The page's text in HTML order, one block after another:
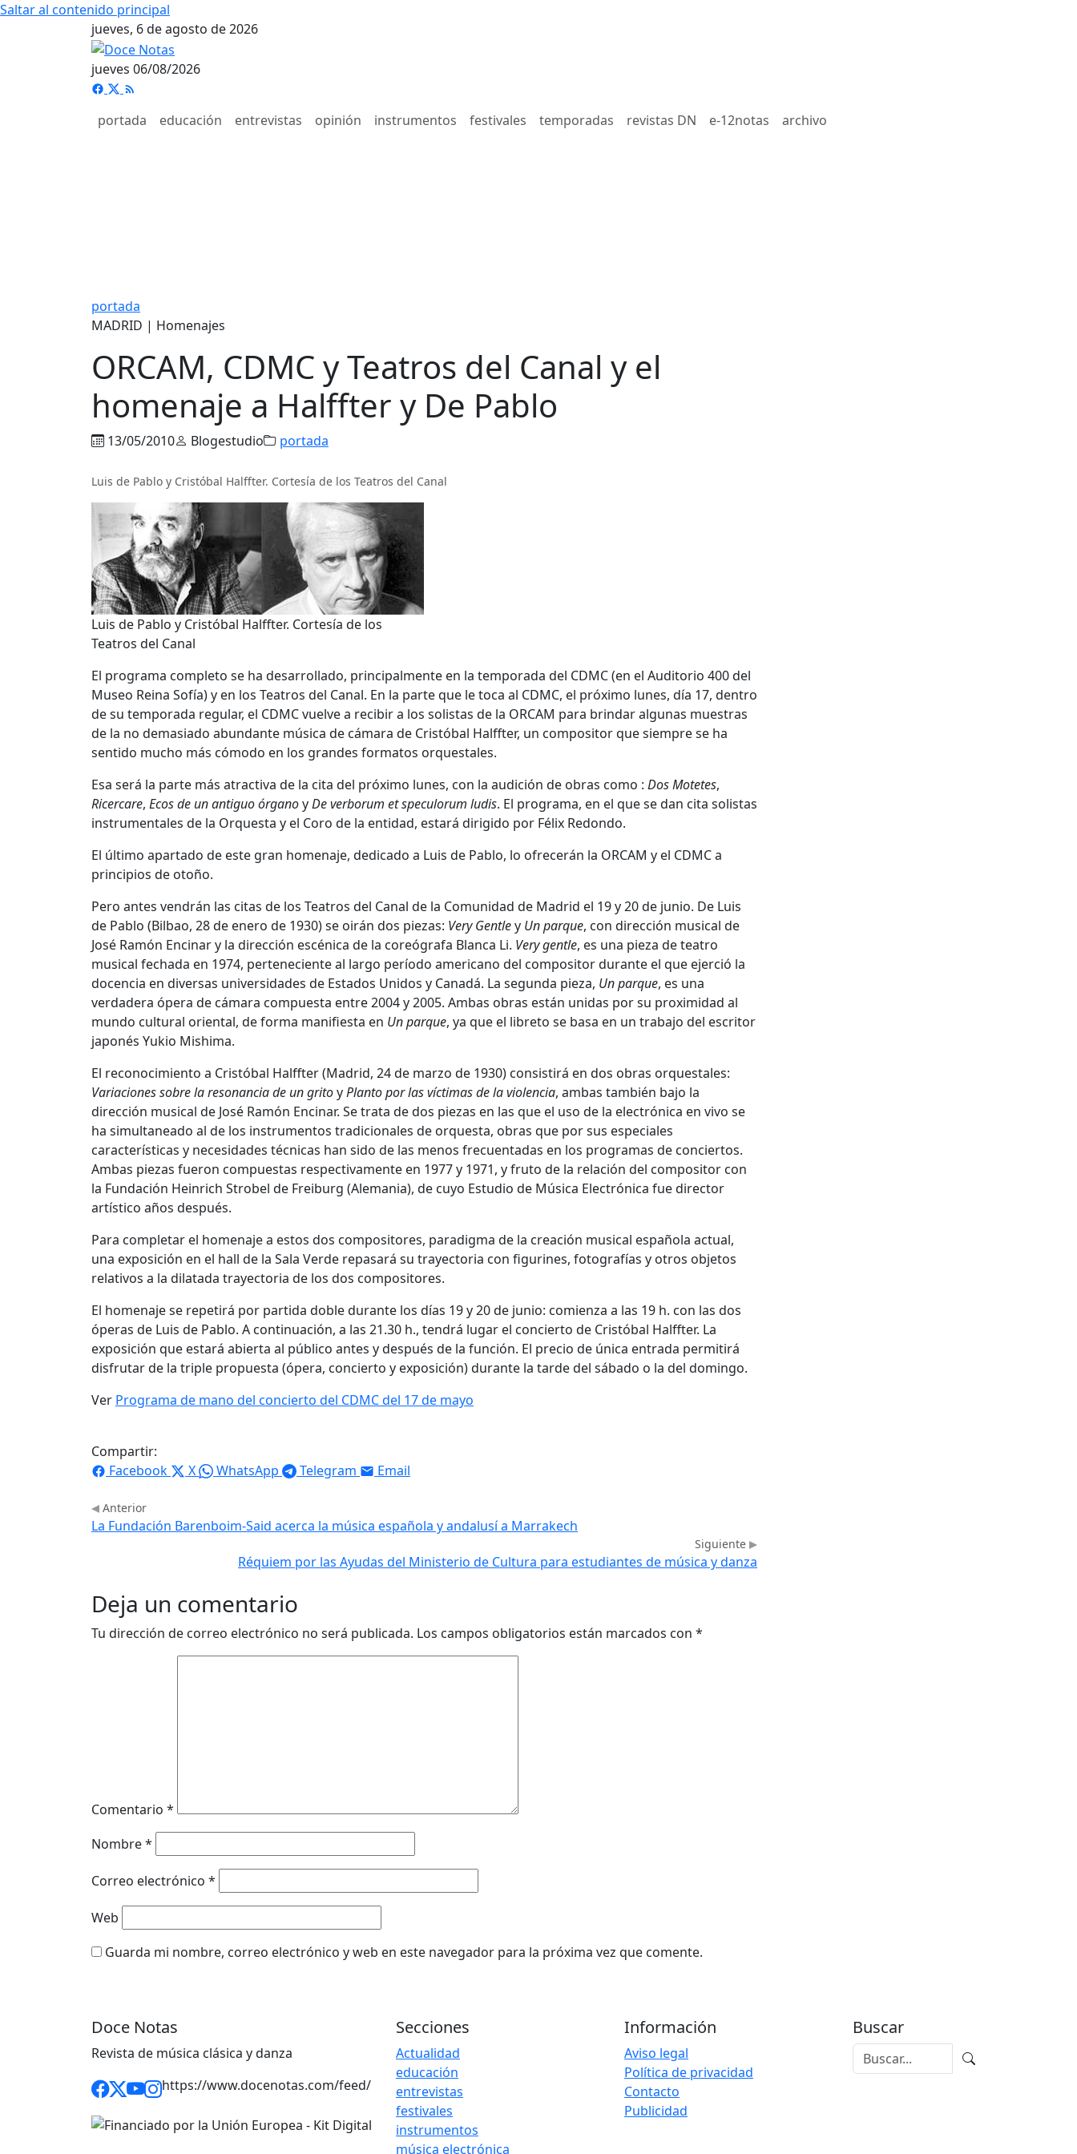
Saltar al contenido principal
jueves, 6 de agosto de 2026
jueves 06/08/2026
portada educación entrevistas opinión instrumentos festivales temporadas revistas DN e-12notas archivo
portada
MADRID | Homenajes
ORCAM, CDMC y Teatros del Canal y el
homenaje a Halffter y De Pablo
13/05/2010 Blogestudio portada
Luis de Pablo y Cristóbal Halffter. Cortesía de los Teatros del Canal
Luis de Pablo y Cristóbal Halffter. Cortesía de los
Teatros del Canal
El programa completo se ha desarrollado, principalmente en la temporada del CDMC (en el Auditorio 400 del
Museo Reina Sofía) y en los Teatros del Canal. En la parte que le toca al CDMC, el próximo lunes, día 17, dentro
de su temporada regular, el CDMC vuelve a recibir a los solistas de la ORCAM para brindar algunas muestras
de la no demasiado abundante música de cámara de Cristóbal Halffter, un compositor que siempre se ha
sentido mucho más cómodo en los grandes formatos orquestales.
Esa será la parte más atractiva de la cita del próximo lunes, con la audición de obras como : Dos Motetes,
Ricercare, Ecos de un antiguo órganoyDe verborum et speculorum ludis. El programa, en el que se dan cita solistas
instrumentales de la Orquesta y el Coro de la entidad, estará dirigido por Félix Redondo.
El último apartado de este gran homenaje, dedicado a Luis de Pablo, lo ofrecerán la ORCAM y el CDMC a
principios de otoño.
Pero antes vendrán las citas de los Teatros del Canal de la Comunidad de Madrid el 19 y 20 de junio. De Luis
de Pablo (Bilbao, 28 de enero de 1930) se oirán dos piezas: Very Gentley Un parque, con dirección musical de
José Ramón Encinar y la dirección escénica de la coreógrafa Blanca Li. Very gentle, es una pieza de teatro
musical fechada en 1974, perteneciente al largo período americano del compositor durante el que ejerció la
docencia en diversas universidades de Estados Unidos y Canadá. La segunda pieza, Un parque, es una
verdadera ópera de cámara compuesta entre 2004 y 2005. Ambas obras están unidas por su proximidad al
mundo cultural oriental, de forma manifiesta en Un parque, ya que el libreto se basa en un trabajo del escritor
japonés Yukio Mishima.
El reconocimiento a Cristóbal Halffter (Madrid, 24 de marzo de 1930) consistirá en dos obras orquestales:
Variaciones sobre la resonancia de un gritoyPlanto por las víctimas de la violencia, ambas también bajo la
dirección musical de José Ramón Encinar. Se trata de dos piezas en las que el uso de la electrónica en vivo se
ha simultaneado al de los instrumentos tradicionales de orquesta, obras que por sus especiales
características y necesidades técnicas han sido de las menos frecuentadas en los programas de conciertos.
Ambas piezas fueron compuestas respectivamente en 1977 y 1971, y fruto de la relación del compositor con
la Fundación Heinrich Strobel de Freiburg (Alemania), de cuyo Estudio de Música Electrónica fue director
artístico años después.
Para completar el homenaje a estos dos compositores, paradigma de la creación musical española actual,
una exposición en el hall de la Sala Verde repasará su trayectoria con figurines, fotografías y otros objetos
relativos a la dilatada trayectoria de los dos compositores.
El homenaje se repetirá por partida doble durante los días 19 y 20 de junio: comienza a las 19 h. con las dos
óperas de Luis de Pablo. A continuación, a las 21.30 h., tendrá lugar el concierto de Cristóbal Halffter. La
exposición que estará abierta al público antes y después de la función. El precio de única entrada permitirá
disfrutar de la triple propuesta (ópera, concierto y exposición) durante la tarde del sábado o la del domingo.
Ver Programa de mano del concierto del CDMC del 17 de mayo
Compartir:
Facebook
X WhatsApp Telegram Email
Anterior
La Fundación Barenboim-Said acerca la música española y andalusí a Marrakech
Siguiente
Réquiem por las Ayudas del Ministerio de Cultura para estudiantes de música y danza
Deja un comentario
Tu dirección de correo electrónico no será publicada. Los campos obligatorios están marcados con *
Comentario *
Nombre*
Correo electrónico *
Web
Guarda mi nombre, correo electrónico y web en este navegador para la próxima vez que comente.
Doce Notas
Revista de música clásica y danza
https://www.docenotas.com/feed/
Secciones
Actualidad
educación
entrevistas
festivales
instrumentos
música electrónica
Información
Aviso legal
Política de privacidad
Contacto
Publicidad
Buscar